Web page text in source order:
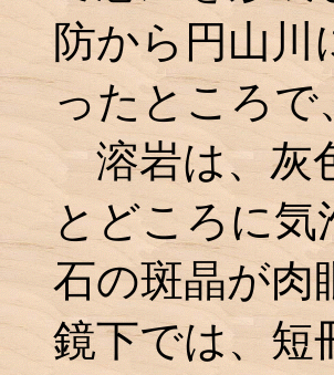
防から円山川
ったところで
溶岩は、灰
とどころに気
石の斑晶が肉
鏡下では、短